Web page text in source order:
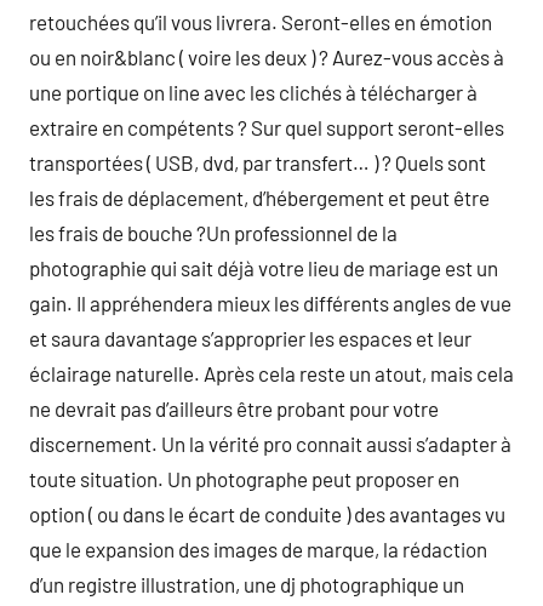
retouchées qu’il vous livrera. Seront-elles en émotion
ou en noir&blanc ( voire les deux ) ? Aurez-vous accès à
une portique on line avec les clichés à télécharger à
extraire en compétents ? Sur quel support seront-elles
transportées ( USB, dvd, par transfert… ) ? Quels sont
les frais de déplacement, d’hébergement et peut être
les frais de bouche ?Un professionnel de la
photographie qui sait déjà votre lieu de mariage est un
gain. Il appréhendera mieux les différents angles de vue
et saura davantage s’approprier les espaces et leur
éclairage naturelle. Après cela reste un atout, mais cela
ne devrait pas d’ailleurs être probant pour votre
discernement. Un la vérité pro connait aussi s’adapter à
toute situation. Un photographe peut proposer en
option ( ou dans le écart de conduite ) des avantages vu
que le expansion des images de marque, la rédaction
d’un registre illustration, une dj photographique un